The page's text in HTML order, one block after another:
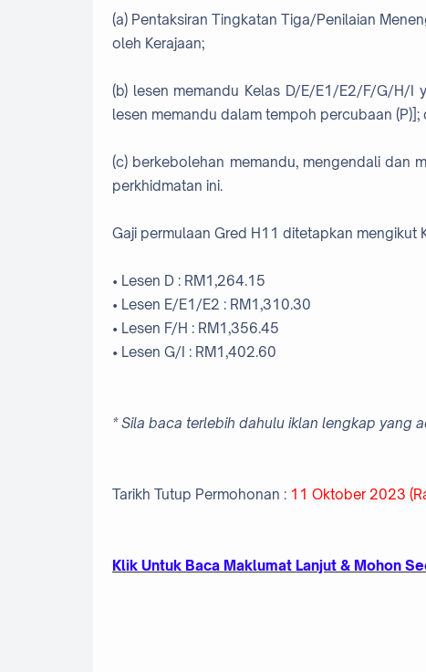
(a) Pentaksiran Tingkatan Tiga/Penilaian
oleh Kerajaan;
(b) lesen memandu Kelas D/E/E1/E2/F/G/H/I
lesen memandu dalam tempoh percubaan (P)];
(c) berkebolehan memandu, mengendali dan
perkhidmatan ini.
Gaji permulaan Gred H11 ditetapkan mengikut
• Lesen D : RM1,264.15
• Lesen E/E1/E2 : RM1,310.30
• Lesen F/H : RM1,356.45
• Lesen G/I : RM1,402.60
* Sila baca terlebih dahulu iklan lengkap yang
Tarikh Tutup Permohonan : 11 Oktober 2023
Klik Untuk Baca Maklumat Lanjut & Mohon